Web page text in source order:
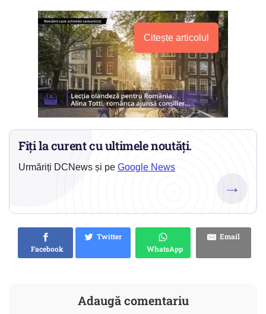
Citește articolul
Fiți la curent cu ultimele noutăți.
Urmăriți DCNews și pe Google News
→
Facebook
Twitter
WhatsApp
Email
Adaugă comentariu